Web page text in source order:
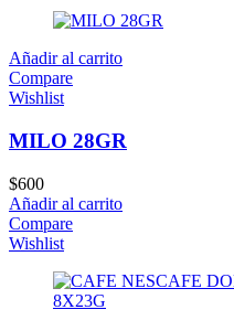
Añadir al carrito
Compare
Wishlist
MILO 28GR
$600
Añadir al carrito
Compare
Wishlist